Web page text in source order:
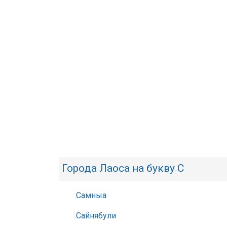
Города Лаоса на букву С
Самныа
Сайнябули